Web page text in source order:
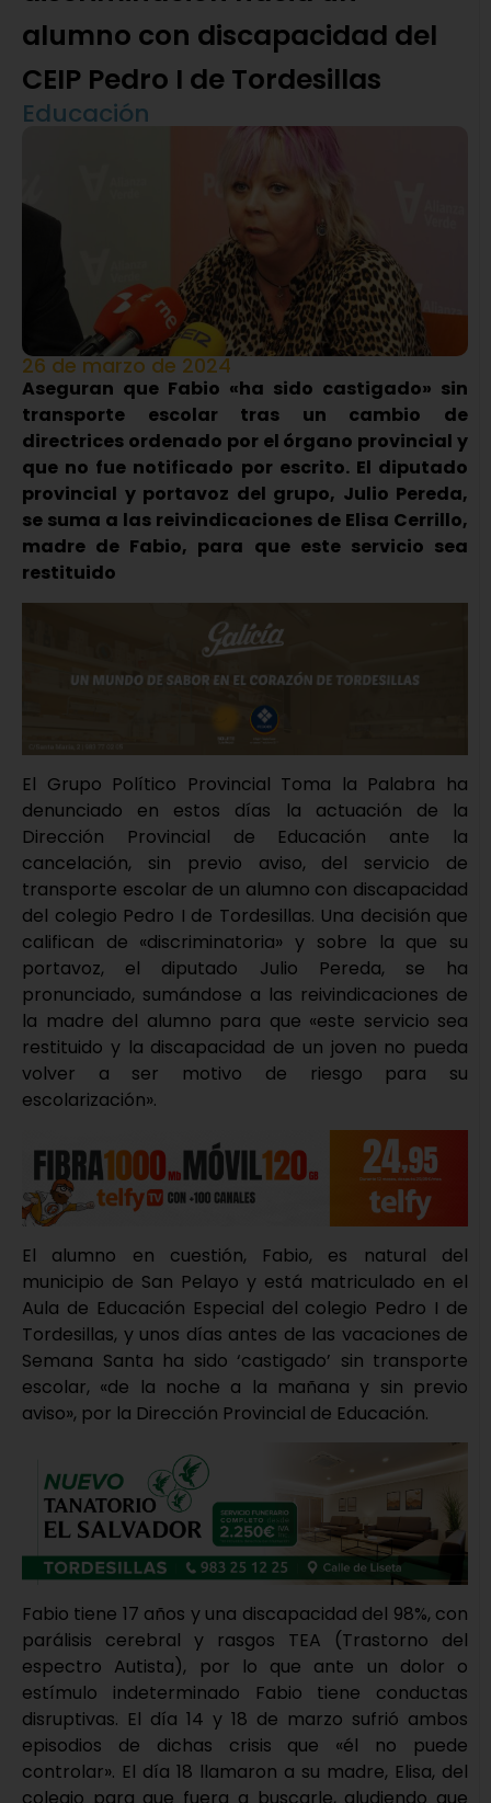
alumno con discapacidad del
CEIP Pedro I de Tordesillas
Educación
26 de marzo de 2024
Aseguran que Fabio «ha sido castigado» sin
transporte escolar tras un cambio de
directrices ordenado por el órgano provincial y
que no fue notificado por escrito. El diputado
provincial y portavoz del grupo, Julio Pereda,
se suma a las reivindicaciones de Elisa Cerrillo,
madre de Fabio, para que este servicio sea
restituido
El Grupo Político Provincial Toma la Palabra ha
denunciado en estos días la actuación de la
Dirección Provincial de Educación ante la
cancelación, sin previo aviso, del servicio de
transporte escolar de un alumno con discapacidad
del colegio Pedro I de Tordesillas. Una decisión que
califican de «discriminatoria» y sobre la que su
portavoz, el diputado Julio Pereda, se ha
pronunciado, sumándose a las reivindicaciones de
la madre del alumno para que «este servicio sea
restituido y la discapacidad de un joven no pueda
volver a ser motivo de riesgo para su
escolarización».
El alumno en cuestión, Fabio, es natural del
municipio de San Pelayo y está matriculado en el
Aula de Educación Especial del colegio Pedro I de
Tordesillas, y unos días antes de las vacaciones de
Semana Santa ha sido ‘castigado’ sin transporte
escolar, «de la noche a la mañana y sin previo
aviso», por la Dirección Provincial de Educación.
Fabio tiene 17 años y una discapacidad del 98%, con
parálisis cerebral y rasgos TEA (Trastorno del
espectro Autista), por lo que ante un dolor o
estímulo indeterminado Fabio tiene conductas
disruptivas. El día 14 y 18 de marzo sufrió ambos
episodios de dichas crisis que «él no puede
controlar». El día 18 llamaron a su madre, Elisa, del
colegio para que fuera a buscarle, aludiendo que